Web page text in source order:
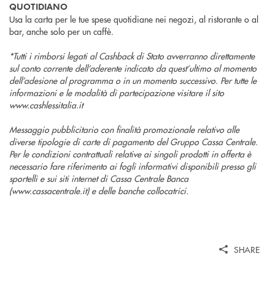
QUOTIDIANO
Usa la carta per le tue spese quotidiane nei negozi, al ristorante o al
bar, anche solo per un caffè.
*Tutti i rimborsi legati al Cashback di Stato avverranno direttamente
sul conto corrente dell’aderente indicato da quest’ultimo al momento
dell’adesione al programma o in un momento successivo. Per tutte le
informazioni e le modalità di partecipazione visitare il sito
www.cashlessitalia.it
Messaggio pubblicitario con finalità promozionale relativo alle
diverse tipologie di carte di pagamento del Gruppo Cassa Centrale.
Per le condizioni contrattuali relative ai singoli prodotti in offerta è
necessario fare riferimento ai fogli informativi disponibili presso gli
sportelli e sui siti internet di Cassa Centrale Banca
(www.cassacentrale.it) e delle banche collocatrici.
SHARE